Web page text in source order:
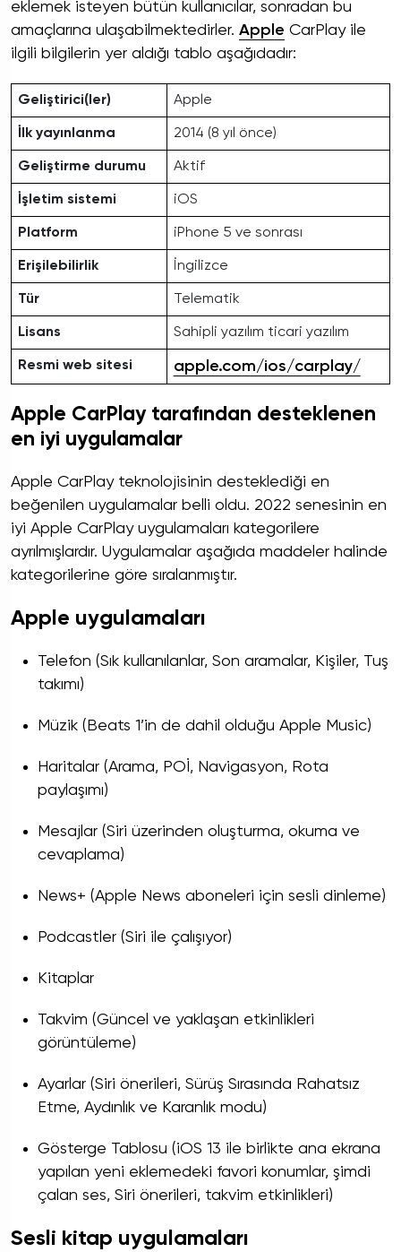
eklemek isteyen bütün kullanıcılar, sonradan bu
amaçlarına ulaşabilmektedirler. Apple CarPlay ile
ilgili bilgilerin yer aldığı tablo aşağıdadır:
Geliştirici(ler) Apple
İlk yayınlanma 2014 (8 yıl önce)
Geliştirme durumu Aktif
İşletim sistemi iOS
Platform iPhone 5 ve sonrası
Erişilebilirlik İngilizce
Tür Telematik
Lisans Sahipli yazılım ticari yazılım
Resmi web sitesi apple.com/ios/carplay/
Apple CarPlay tarafından desteklenen
en iyi uygulamalar
Apple CarPlay teknolojisinin desteklediği en
beğenilen uygulamalar belli oldu. 2022 senesinin en
iyi Apple CarPlay uygulamaları kategorilere
ayrılmışlardır. Uygulamalar aşağıda maddeler halinde
kategorilerine göre sıralanmıştır.
Apple uygulamaları
Telefon (Sık kullanılanlar, Son aramalar, Kişiler, Tuş
takımı)
Müzik (Beats 1’in de dahil olduğu Apple Music)
Haritalar (Arama, POİ, Navigasyon, Rota
paylaşımı)
Mesajlar (Siri üzerinden oluşturma, okuma ve
cevaplama)
News+ (Apple News aboneleri için sesli dinleme)
Podcastler (Siri ile çalışıyor)
Kitaplar
Takvim (Güncel ve yaklaşan etkinlikleri
görüntüleme)
Ayarlar (Siri önerileri, Sürüş Sırasında Rahatsız
Etme, Aydınlık ve Karanlık modu)
Gösterge Tablosu (iOS 13 ile birlikte ana ekrana
yapılan yeni eklemedeki favori konumlar, şimdi
çalan ses, Siri önerileri, takvim etkinlikleri)
Sesli kitap uygulamaları